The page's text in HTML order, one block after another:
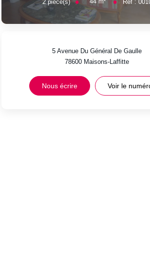
2pièce(s) Réf :
5 Avenue Du Général De Gaulle
78600 Maisons-Laffitte
Nous écrire Voir le